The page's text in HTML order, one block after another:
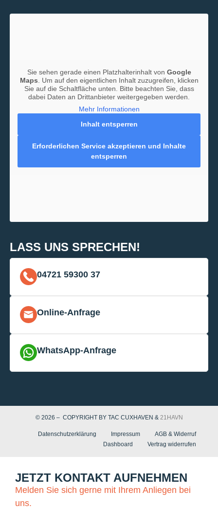
Sie sehen gerade einen Platzhalterinhalt von Google
Maps . Um auf den eigentlichen Inhalt zuzugreifen, klicken
Sie auf die Schaltfläche unten. Bitte beachten Sie, dass
dabei Daten an Drittanbieter weitergegeben werden.
Mehr Informationen
Inhalt entsperren
Erforderlichen Service akzeptieren und Inhalte
entsperren
LASS UNS SPRECHEN!
04721 59300 37
Online-Anfrage
WhatsApp-Anfrage
© 2026 – COPYRIGHT BY TAC CUXHAVEN & 21HAVN
Datenschutzerklärung Impressum
AGB & Widerruf
Dashboard
Vertrag widerrufen
JETZT KONTAKT AUFNEHMEN
Melden Sie sich gerne mit Ihrem Anliegen bei
uns.